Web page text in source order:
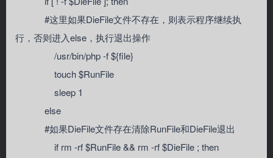
#这里如果DieFile文件不存在，则表示程序继续执
行，否则进入else，执行退出操作
/usr/bin/php -f ${file}
touch $RunFile
sleep 1
else
#如果DieFile文件存在清除RunFile和DieFile退出
if rm -rf $RunFile && rm -rf $DieFile ; then